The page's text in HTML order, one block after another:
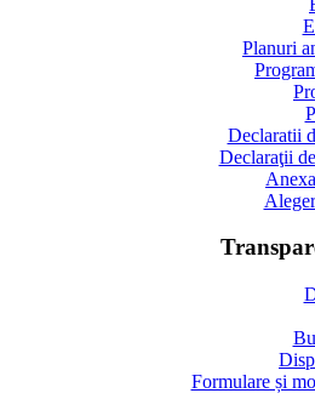
Planuri
Declaratii
Declaraţii
Formulare și